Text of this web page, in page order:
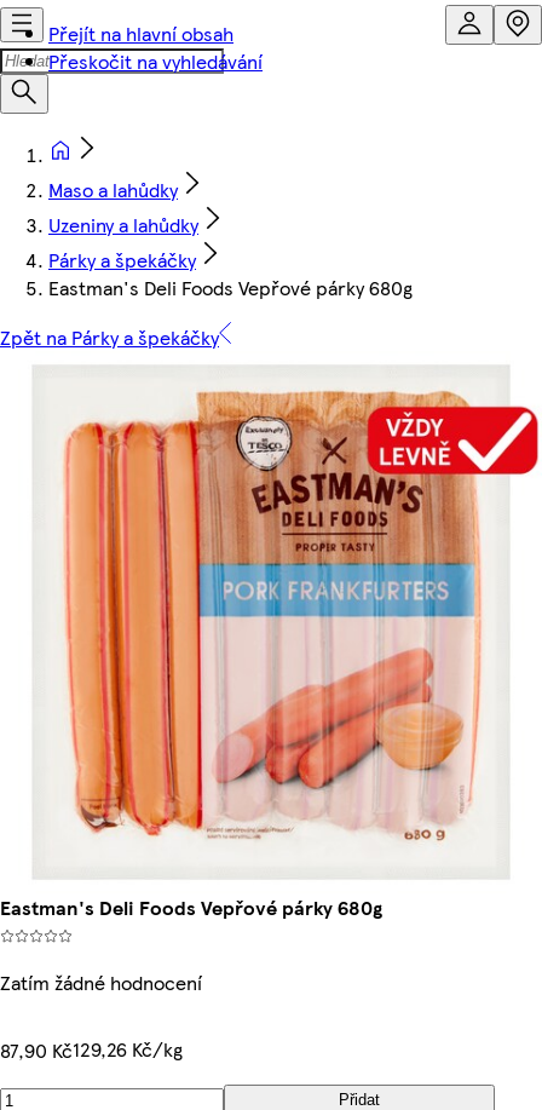
Přejít na hlavní obsah
Přeskočit na vyhledávání
Maso a lahůdky
Uzeniny a lahůdky
Párky a špekáčky
Eastman's Deli Foods Vepřové párky 680g
Zpět na Párky a špekáčky
Eastman's Deli Foods Vepřové párky 680g
Zatím žádné hodnocení
87,90 Kč129,26 Kč/kg
Přidat